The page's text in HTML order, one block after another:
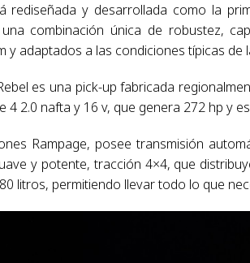
rediseñada y desarrollada como la
combinación única de robustez,
y adaptados a las condiciones típicas de
es una pick-up fabricada
2.0 nafta y 16 v, que genera 272 hp y
Rampage, posee transmisión
y potente, tracción 4×4, que
litros, permitiendo llevar todo lo que